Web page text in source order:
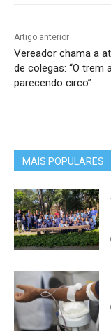
Artigo anterior
Vereador chama a
de colegas: “O trem
parecendo circo”
MAIS POPULARES